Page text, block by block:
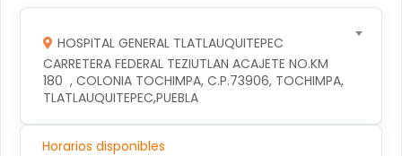
HOSPITAL GENERAL TLATLAUQUITEPEC
CARRETERA FEDERAL TEZIUTLAN ACAJETE NO.KM
180  , COLONIA TOCHIMPA, C.P.73906, TOCHIMPA,
TLATLAUQUITEPEC,PUEBLA
Horarios disponibles